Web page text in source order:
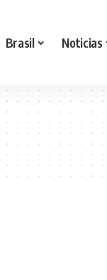
Brasil Noticias